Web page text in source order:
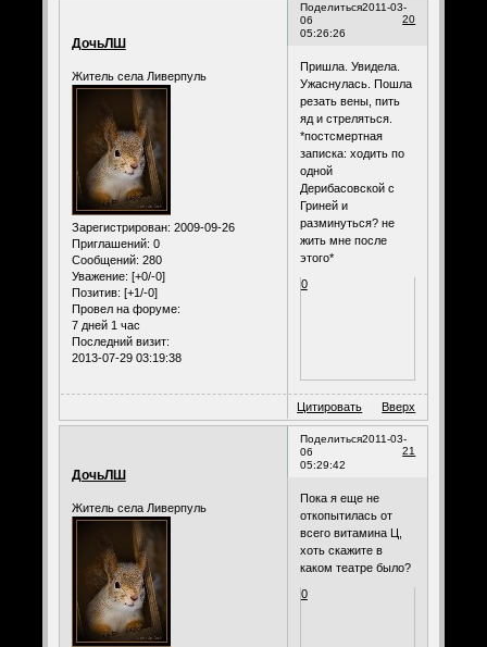
Поделиться
20
2011-03-
06
05:26:26
ДочьЛШ
Житель села Ливерпуль
Зарегистрирован: 2009-09-26
Приглашений: 0
Сообщений: 280
Уважение: [+0/-0]
Позитив: [+1/-0]
Провел на форуме:
7 дней 1 час
Последний визит:
2013-07-29 03:19:38
Пришла. Увидела.
Ужаснулась. Пошла
резать вены, пить
яд и стреляться.
*постсмертная
записка: ходить по
одной
Дерибасовской с
Гриней и
разминуться? не
жить мне после
этого*
0
Цитировать Вверх
Поделиться
21
2011-03-
06
05:29:42
ДочьЛШ
Житель села Ливерпуль
Пока я еще не
откопытилась от
всего витамина Ц,
хоть скажите в
каком театре было?
0